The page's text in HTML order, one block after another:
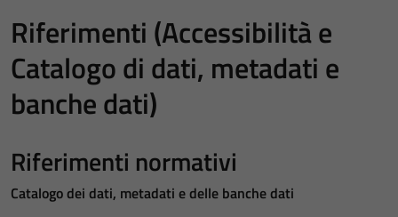
Riferimenti (Accessibilità e
Catalogo di dati, metadati e
banche dati)
Riferimenti normativi
Catalogo dei dati, metadati e delle banche dati